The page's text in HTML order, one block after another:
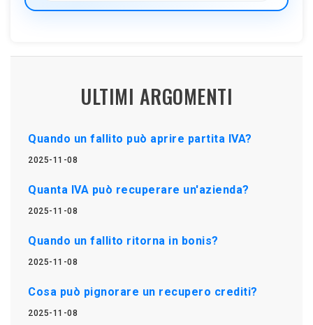
ULTIMI ARGOMENTI
Quando un fallito può aprire partita IVA?
2025-11-08
Quanta IVA può recuperare un'azienda?
2025-11-08
Quando un fallito ritorna in bonis?
2025-11-08
Cosa può pignorare un recupero crediti?
2025-11-08